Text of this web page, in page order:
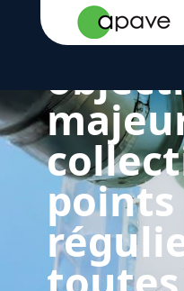
LSTI LE
GROUPE
NOS
RSE
La